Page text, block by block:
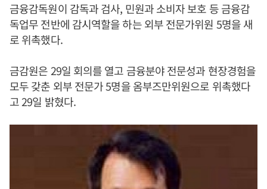
금융감독원이 감독과 검사, 민원과 소비자 보호 등 금융감
독업무 전반에 감시역할을 하는 외부 전문가위원 5명을 새
로 위촉했다.
금감원은 29일 회의를 열고 금융분야 전문성과 현장경험을
모두 갖춘 외부 전문가 5명을 옴부즈만위원으로 위촉했다
고 29일 밝혔다.